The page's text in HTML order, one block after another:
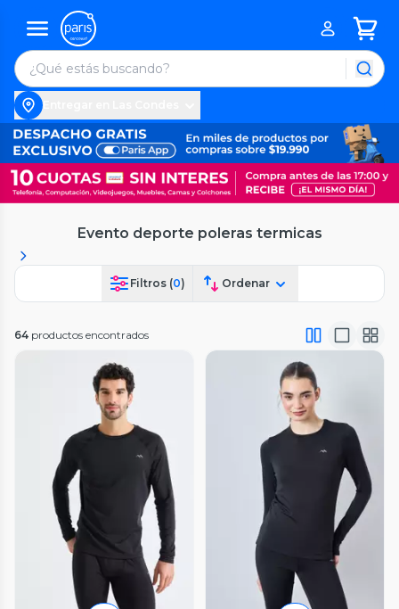
Evento deporte poleras termicas
Filtros (0) Ordenar
64 productos encontrados